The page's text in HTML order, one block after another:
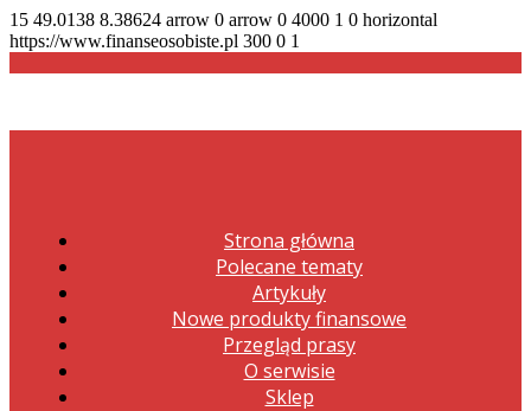
15 49.0138 8.38624 arrow 0 arrow 0 4000 1 0 horizontal
https://www.finanseosobiste.pl 300 0 1
Strona główna
Polecane tematy
Artykuły
Nowe produkty finansowe
Przegląd prasy
O serwisie
Sklep